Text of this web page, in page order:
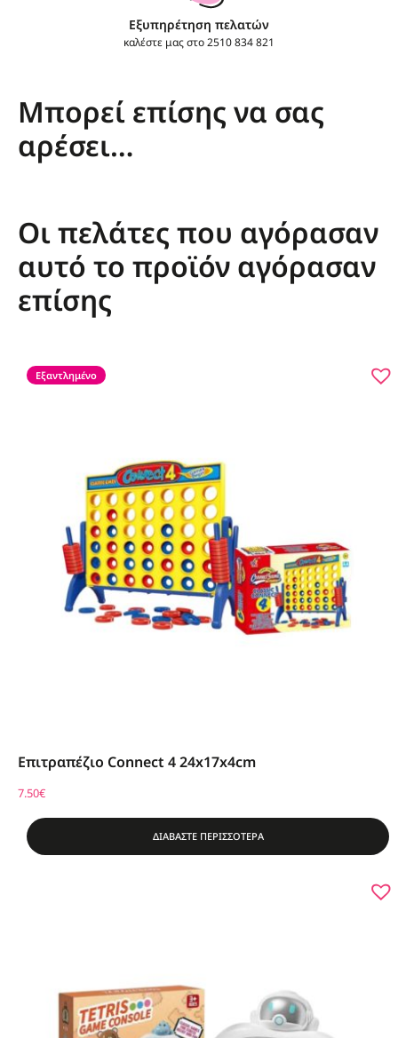
Εξυπηρέτηση πελατών
καλέστε μας στο2510 834 821
Μπορεί επίσης να σας
αρέσει…
Οι πελάτες που αγόρασαν
αυτό το προϊόν αγόρασαν
επίσης
Εξαντλημένο
Επιτραπέζιο Connect 4 24x17x4cm
7.50€
ΔΙΑΒΑΣΤΕ ΠΕΡΙΣΣΟΤΕΡΑ